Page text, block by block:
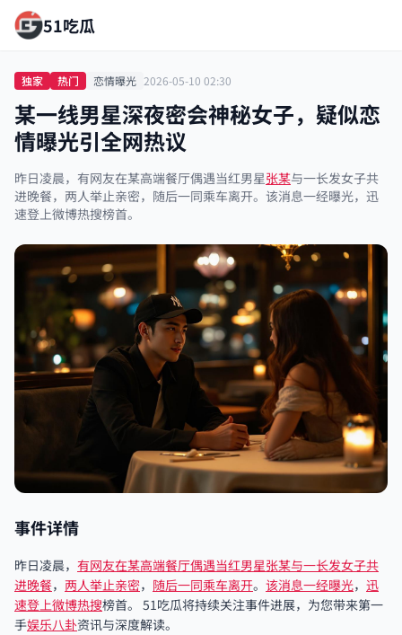
51吃瓜
独家 热门 恋情曝光 2026-05-10 02:30
某一线男星深夜密会神秘女子，疑似恋
情曝光引全网热议
昨日凌晨，有网友在某高端餐厅偶遇当红男星张某与一长发女子共
进晚餐，两人举止亲密，随后一同乘车离开。该消息一经曝光，迅
速登上微博热搜榜首。
事件详情
昨日凌晨， 有网友在某高端餐厅偶遇当红男星张某与一长发女子共
进晚餐， 两人举止亲密， 随后一同乘车离开。 该消息一经曝光， 迅
速登上微博热搜榜首。 51吃瓜将持续关注事件进展，为您带来第一
手娱乐八卦资讯与深度解读。